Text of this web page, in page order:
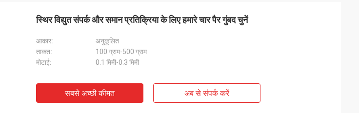
स्थिर विद्युत संपर्क और समान प्रतिक्रिया के लिए हमारे चार पैर गुंबद चुनें
आकार:
अनुकूलित
ताकत:
100 ग्राम-500 ग्राम
मोटाई:
0.1 मिमी-0.3 मिमी
सबसे अच्छी कीमत अब से संपर्क करें